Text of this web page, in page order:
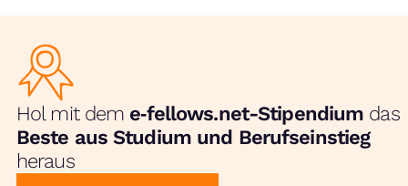
Hol mit dem e‑fellows.net-Stipendium das
Beste aus Studium und Berufseinstieg
heraus